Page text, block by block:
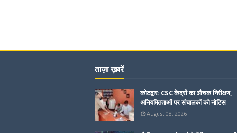
ताज़ा ख़बरें
कोटद्वार: CSC केंद्रों का औचक निरीक्षण,
अनियमितताओं पर संचालकों को नोटिस
August 08, 2026